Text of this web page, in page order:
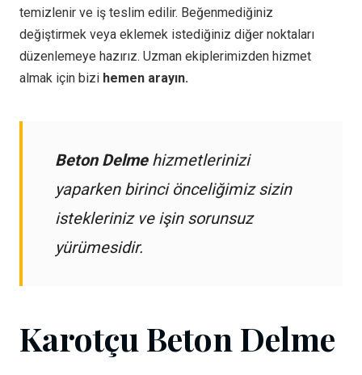
temizlenir ve iş teslim edilir. Beğenmediğiniz
değiştirmek veya eklemek istediğiniz diğer noktaları
düzenlemeye hazırız. Uzman ekiplerimizden hizmet
almak için bizi hemen arayın.
Beton Delmehizmetlerinizi
yaparken birinci önceliğimiz sizin
istekleriniz ve işin sorunsuz
yürümesidir.
Karotçu Beton Delme